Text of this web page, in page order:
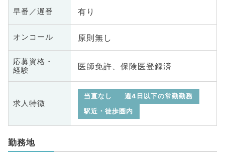
早番／遅番 有り
オンコール 原則無し
応募資格・
経験
医師免許、保険医登録済
求人特徴
当直なし
週4日以下の常勤勤務
駅近・徒歩圏内
勤務地